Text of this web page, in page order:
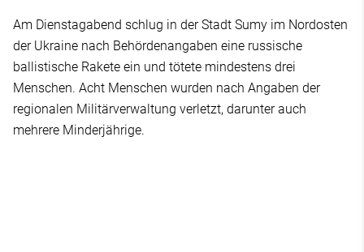
Am Dienstagabend schlug in der Stadt Sumy im Nordosten
der Ukraine nach Behördenangaben eine russische
ballistische Rakete ein und tötete mindestens drei
Menschen. Acht Menschen wurden nach Angaben der
regionalen Militärverwaltung verletzt, darunter auch
mehrere Minderjährige.